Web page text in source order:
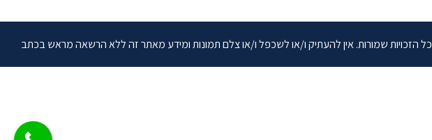
כל הזכויות שמורות. אין להעתיק ו/או לשכפל ו/או צלם תמונות ומידע מאתר זה ללא הרשאה מראש בכתב